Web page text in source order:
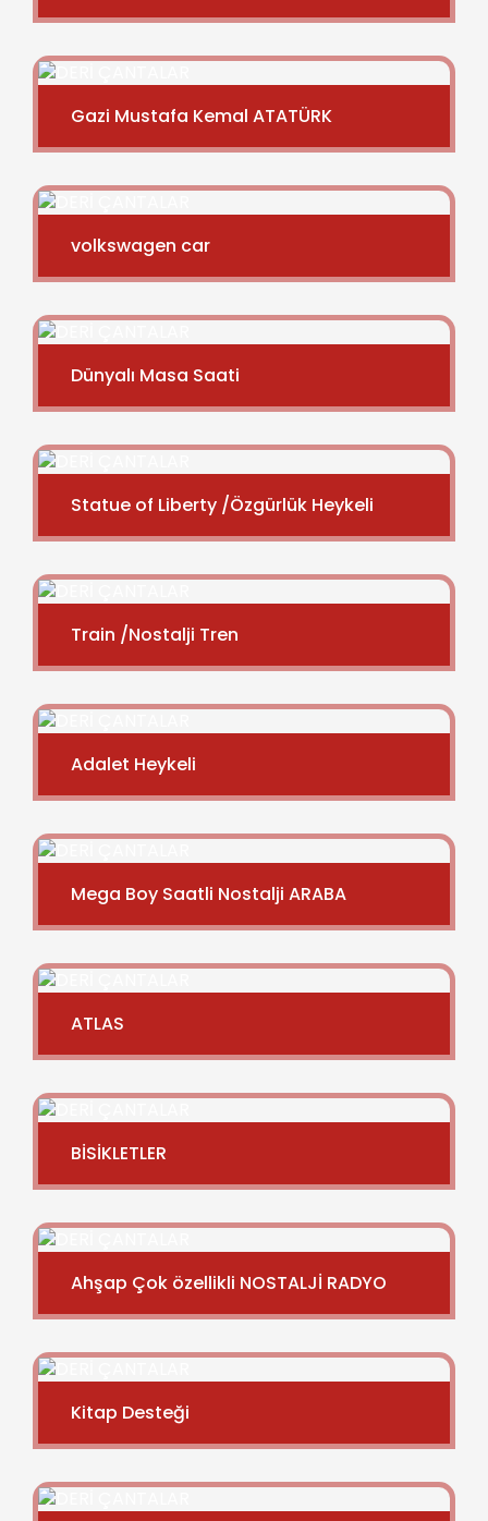
Gazi Mustafa Kemal ATATÜRK
volkswagen car
Dünyalı Masa Saati
Statue of Liberty /Özgürlük Heykeli
Train /Nostalji Tren
Adalet Heykeli
Mega Boy Saatli Nostalji ARABA
ATLAS
BİSİKLETLER
Ahşap Çok özellikli NOSTALJİ RADYO
Kitap Desteği